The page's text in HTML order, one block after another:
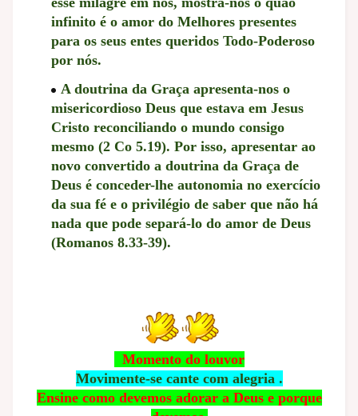
infinito é o amor do Melhores presentes
para os seus entes queridos Todo-Poderoso
por nós.
A doutrina da Graça apresenta-nos o
misericordioso Deus que estava em Jesus
Cristo reconciliando o mundo consigo
mesmo (2 Co 5.19). Por isso, apresentar ao
novo convertido a doutrina da Graça de
Deus é conceder-lhe autonomia no exercício
da sua fé e o privilégio de saber que não há
nada que pode separá-lo do amor de Deus
(Romanos 8.33-39).
Momento do louvor
Movimente-se cante com alegria .
Ensine como devemos adorar a Deus e porque